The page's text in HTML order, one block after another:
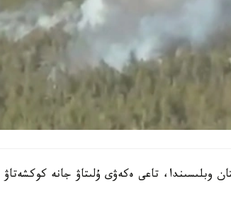
وبلىسىندا، تاعى ەكەۋى ۇلىتاۋ جانە